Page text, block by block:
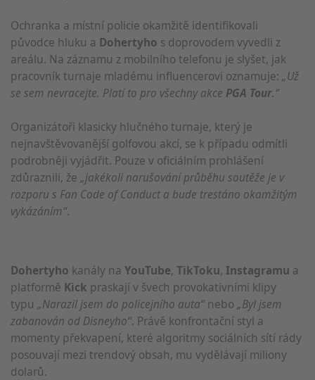
Ochranka a místní policie okamžitě identifikovali
původce hluku a Dohertyho s doprovodem vyvedli z
areálu. Na záznamu z mobilního telefonu je slyšet, jak
pracovník turnaje mladému influencerovi oznamuje: „Už
se sem nevracejte. Platí to pro všechny akce PGA Tour.“
Organizátoři klasicky hlučného turnaje, který je
nejnavštěvovanější golfovou akcí, se k případu odmítli
podrobněji vyjádřit. Pouze v oficiálním prohlášení
zdůraznili, že „jakékoli narušování průběhu soutěže je v
rozporu s Fan Code of Conduct a bude trestáno okamžitým
vykázáním“.
Dohertyho kanály na YouTube, TikToku, Instagramu a
platformě Kick praskají v švech provokativními klipy
typu „Narazil jsem do policejního auta“nebo „Byl jsem
zabanován od Disneyho“. Právě konfrontační styl a
momenty překvapení, které algoritmy sociálních sítí rády
posouvají mezi trendový obsah, mu vydělávají miliony
dolarů.